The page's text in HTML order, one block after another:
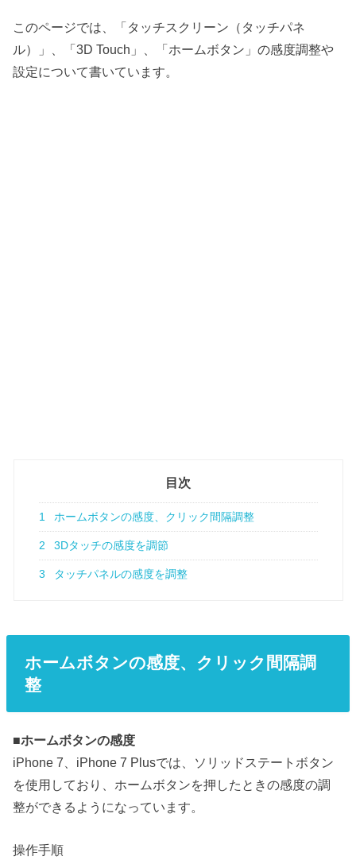
このページでは、「タッチスクリーン（タッチパネ
ル）」、「3D Touch」、「ホームボタン」の感度調整や
設定について書いています。
目次
1 ホームボタンの感度、クリック間隔調整
2 3Dタッチの感度を調節
3 タッチパネルの感度を調整
ホームボタンの感度、クリック間隔調
整
■ホームボタンの感度
iPhone 7、iPhone 7 Plusでは、ソリッドステートボタン
を使用しており、ホームボタンを押したときの感度の調
整ができるようになっています。
操作手順